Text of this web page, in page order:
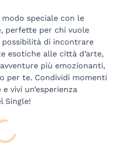
speciale con le
perfette per chi vuole
di incontrare
esotiche alle città d’arte,
più emozionanti,
per te. Condividi momenti
vivi un’esperienza
Single!